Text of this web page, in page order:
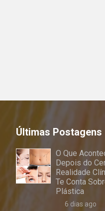
Últimas Postagens
O Que
Depois do
Realidade
Te Conta
Plástica
6 dias ago